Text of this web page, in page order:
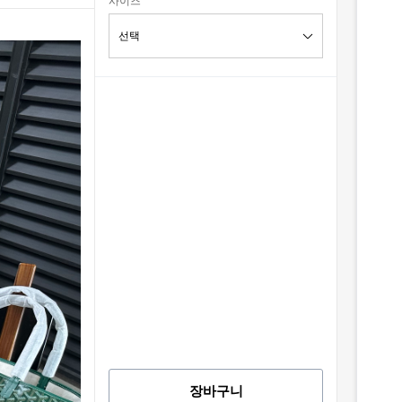
장바구니